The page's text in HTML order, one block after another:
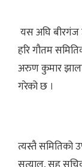
यस अघि बीरगंज
हरि गौतम
अरुण कुमार
गरेको छ ।
त्यस्तै समितिको